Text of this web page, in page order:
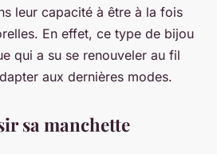
leur capacité à être à la fois
En effet, ce type de bijou
qui a su se renouveler au fil
aux dernières modes.
sa manchette